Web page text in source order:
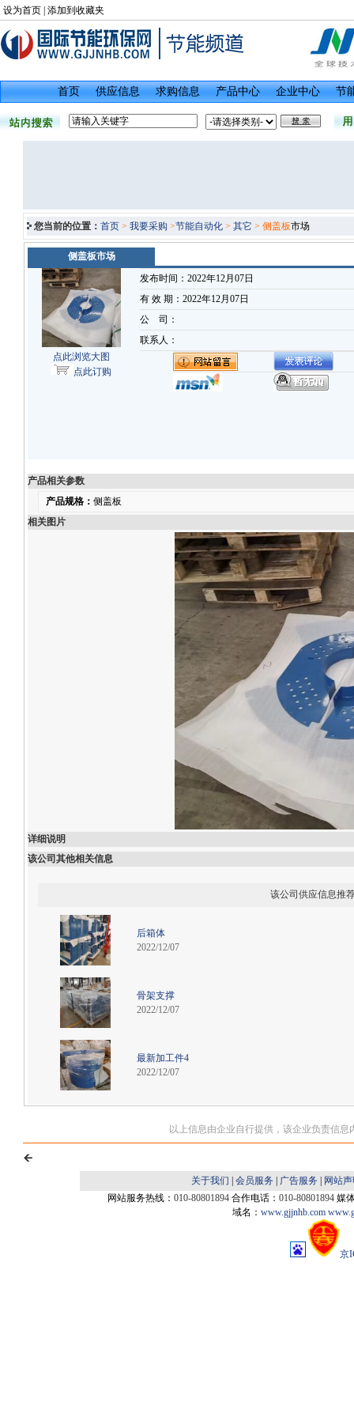
设为首页 添加到收藏夹
首页 供应信息 求购信息 产品中心 企业中心 节
您当前的位置： 首页 > 我要采购 >节能自动化 > 其它 > 侧盖板市场
侧盖板市场
点此浏览大图
点此订购
发布时间：2022年12月07日
有 效 期：2022年12月07日
公 司：
联系人：
产品相关参数
产品规格： 侧盖板
相关图片
详细说明
该公司其他相关信息
该公司供应信息推
后箱体
2022/12/07
骨架支撑
2022/12/07
最新加工件4
2022/12/07
以上信息由企业自行提供，该企业负责信
关于我们 会员服务 广告服务
网站
网站服务热线： 010-80801894 合作电话： 010-80801894 媒
域名： www.gjjnhb.com
京